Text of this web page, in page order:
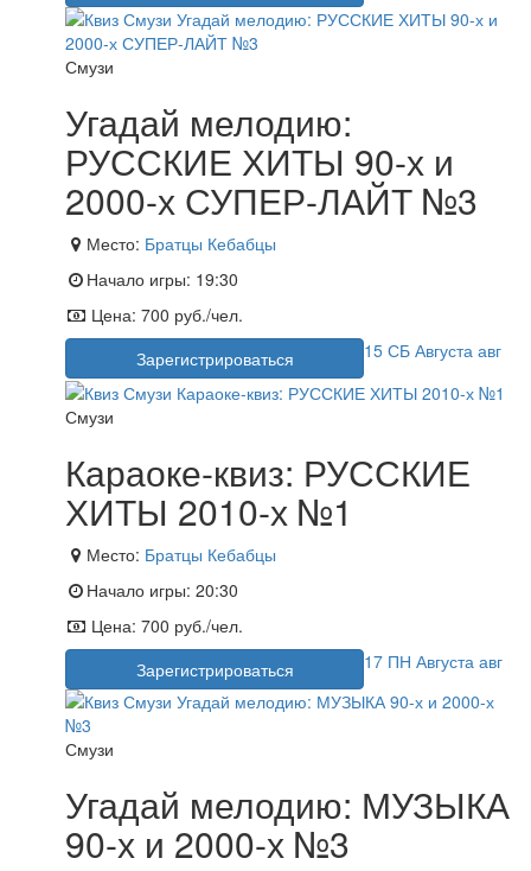
Смузи
Угадай мелодию:
РУССКИЕ ХИТЫ 90-х и
2000-х СУПЕР-ЛАЙТ №3
Место: Братцы Кебабцы
Начало игры: 19:30
Цена: 700 руб./чел.
Зарегистрироваться
15 СБ Августа авг
Смузи
Караоке-квиз: РУССКИЕ
ХИТЫ 2010-х №1
Место: Братцы Кебабцы
Начало игры: 20:30
Цена: 700 руб./чел.
Зарегистрироваться
17 ПН Августа авг
Смузи
Угадай мелодию: МУЗЫКА
90-х и 2000-х №3